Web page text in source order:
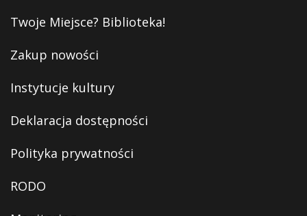
Twoje Miejsce? Biblioteka!
Zakup nowości
Instytucje kultury
Deklaracja dostępności
Polityka prywatności
RODO